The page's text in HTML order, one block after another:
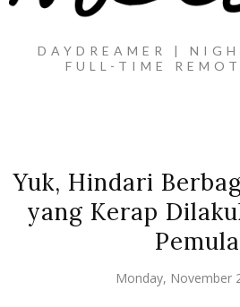
DAYDREAMER |
FULL-TIME
Yuk, Hindari
yang Kerap
Monday, November